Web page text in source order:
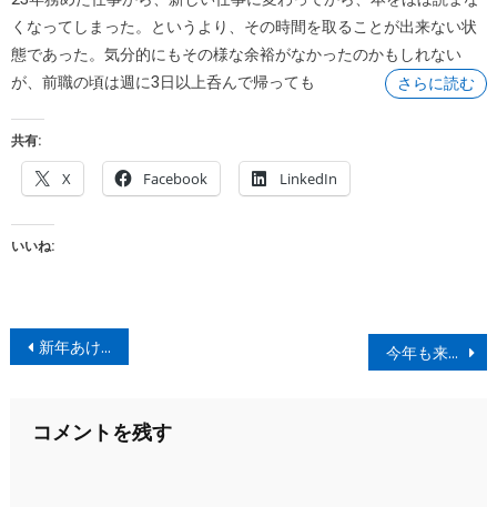
くなってしまった。というより、その時間を取ることが出来ない状
態であった。気分的にもその様な余裕がなかったのかもしれない
が、前職の頃は週に3日以上呑んで帰っても
さらに読む
共有:
X Facebook LinkedIn
いいね:
投
稿
ビ
新年あけましておめでとうございます。 今年も来ました。RICEBOWL
コメントを残す